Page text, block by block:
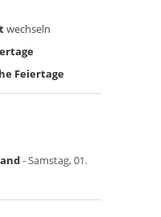
wechseln
Feiertage
- Samstag, 01.